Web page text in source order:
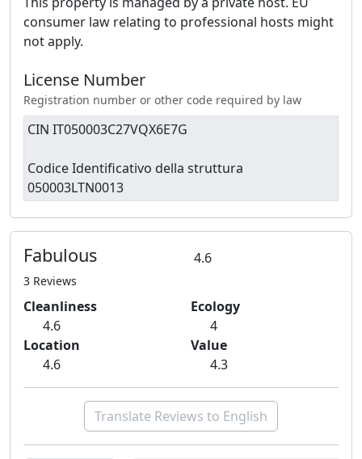
consumer law relating to professional hosts might
not apply.
License Number
Registration number or other code required by law
CIN IT050003C27VQX6E7G
Codice Identificativo della struttura
050003LTN0013
Fabulous 4.6
3 Reviews
Cleanliness
4.6
Ecology
4
Location
4.6
Value
4.3
Translate Reviews to English